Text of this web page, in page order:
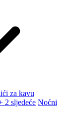
za kavu
2 sljedeće Noćni